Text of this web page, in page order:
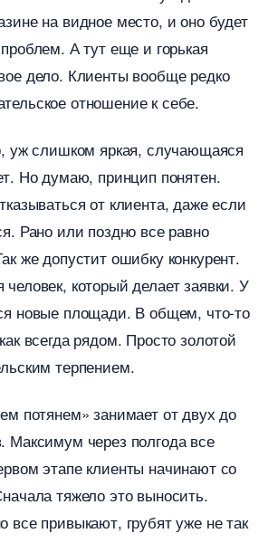
на видное место, и оно будет
А тут еще и горькая
дело. Клиенты вообще редко
отношение к себе.
уж слишком яркая, случающаяся
Но думаю, принцип понятен.
от клиента, даже если
Рано или поздно все равно
же допустит ошибку конкурент.
который делает заявки. У
новые площади. В общем, что-то
всегда рядом. Просто золотой
терпением.
потянем» занимает от двух до
Максимум через полгода все
этапе клиенты начинают со
тяжело это выносить.
все привыкают, грубят уже не так